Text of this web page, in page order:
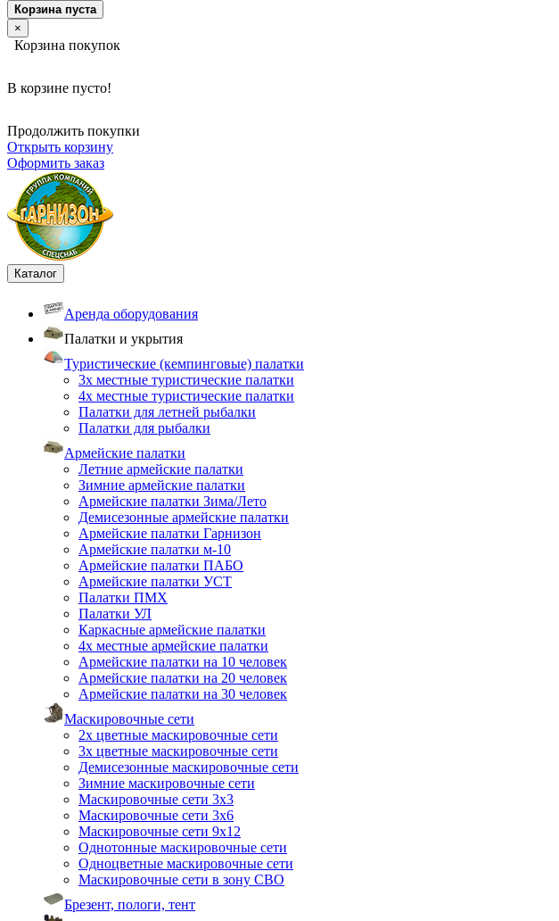
Корзина пуста
×
Корзина покупок
В корзине пусто!
Продолжить покупки
Открыть корзину
Оформить заказ
Каталог
Аренда оборудования
Палатки и укрытия
Туристические (кемпинговые) палатки
3х местные туристические палатки
4х местные туристические палатки
Палатки для летней рыбалки
Палатки для рыбалки
Армейские палатки
Летние армейские палатки
Зимние армейские палатки
Армейские палатки Зима/Лето
Демисезонные армейские палатки
Армейские палатки Гарнизон
Армейские палатки м-10
Армейские палатки ПАБО
Армейские палатки УСТ
Палатки ПМХ
Палатки УЛ
Каркасные армейские палатки
4х местные армейские палатки
Армейские палатки на 10 человек
Армейские палатки на 20 человек
Армейские палатки на 30 человек
Маскировочные сети
2х цветные маскировочные сети
3х цветные маскировочные сети
Демисезонные маскировочные сети
Зимние маскировочные сети
Маскировочные сети 3х3
Маскировочные сети 3х6
Маскировочные сети 9х12
Однотонные маскировочные сети
Одноцветные маскировочные сети
Маскировочные сети в зону СВО
Брезент, пологи, тент